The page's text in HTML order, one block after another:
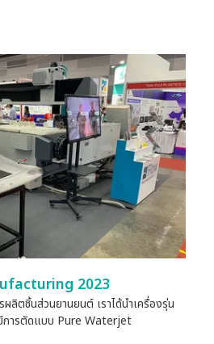
2023
ลิตชิ้นส่วนยานยนต์ เราได้นำเครื่องรุ่น
การตัดแบบ Pure Waterjet